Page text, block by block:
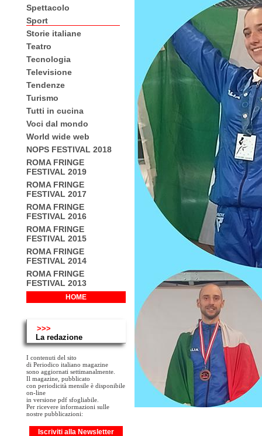
Spettacolo
Sport
Storie italiane
Teatro
Tecnologia
Televisione
Tendenze
Turismo
Tutti in cucina
Voci dal mondo
World wide web
NOPS FESTIVAL 2018
ROMA FRINGE
FESTIVAL 2019
ROMA FRINGE
FESTIVAL 2017
ROMA FRINGE
FESTIVAL 2016
ROMA FRINGE
FESTIVAL 2015
ROMA FRINGE
FESTIVAL 2014
ROMA FRINGE
FESTIVAL 2013
HOME
>>>
La redazione
I contenuti del sito
di Periodico italiano magazine
sono aggiornati settimanalmente.
Il magazine, pubblicato
con periodicità mensile è disponibile
on-line
in versione pdf sfogliabile.
Per ricevere informazioni sulle
nostre pubblicazioni:
Iscriviti alla Newsletter